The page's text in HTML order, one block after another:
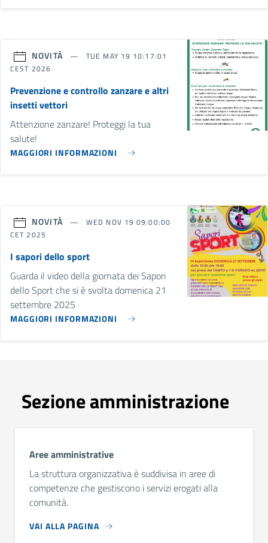
NOVITÀ
TUE MAY 19 10:17:01
CEST 2026
Prevenzione e controllo zanzare e altri
insetti vettori
Attenzione zanzare! Proteggi la tua
salute!
MAGGIORI INFORMAZIONI
NOVITÀ
WED NOV 19 09:00:00
CET 2025
I sapori dello sport
Guarda il video della giornata dei Sapori
dello Sport che si è svolta domenica 21
settembre 2025
MAGGIORI INFORMAZIONI
Sezione amministrazione
Aree amministrative
La struttura organizzativa è suddivisa in aree di
competenze che gestiscono i servizi erogati alla
comunità.
VAI ALLA PAGINA